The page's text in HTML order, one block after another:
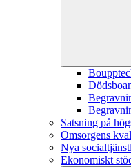
Satsning på
Omsorgens
Nya
Ekonomiskt